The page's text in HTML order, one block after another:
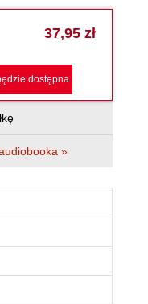
37,95 zł
dostępna
»